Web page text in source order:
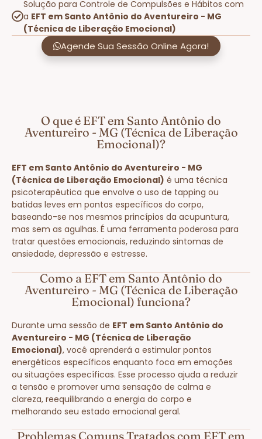
Solução para Controle de Compulsões e Hábitos com
a EFT em Santo Antônio do Aventureiro - MG
(Técnica de Liberação Emocional)
Agende Sua Sessão Online Agora!
O que é EFT em Santo Antônio do
Aventureiro - MG (Técnica de Liberação
Emocional)?
EFT em Santo Antônio do Aventureiro - MG
(Técnica de Liberação Emocional) é uma técnica
psicoterapêutica que envolve o uso de tapping ou
batidas leves em pontos específicos do corpo,
baseando-se nos mesmos princípios da acupuntura,
mas sem as agulhas. É uma ferramenta poderosa para
tratar questões emocionais, reduzindo sintomas de
ansiedade, depressão e estresse.
Como a EFT em Santo Antônio do
Aventureiro - MG (Técnica de Liberação
Emocional) funciona?
Durante uma sessão de EFT em Santo Antônio do
Aventureiro - MG (Técnica de Liberação
Emocional), você aprenderá a estimular pontos
energéticos específicos enquanto foca em emoções
ou situações específicas. Esse processo ajuda a reduzir
a tensão e promover uma sensação de calma e
clareza, reequilibrando a energia do corpo e
melhorando seu estado emocional geral.
Problemas Comuns Tratados com EFT em